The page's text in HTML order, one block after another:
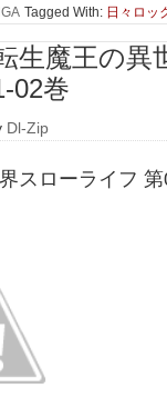
Tagged With: 日々ロッ
生魔王の異
02巻
Dl-Zip
スローライフ